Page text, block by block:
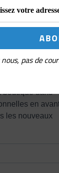
pas de